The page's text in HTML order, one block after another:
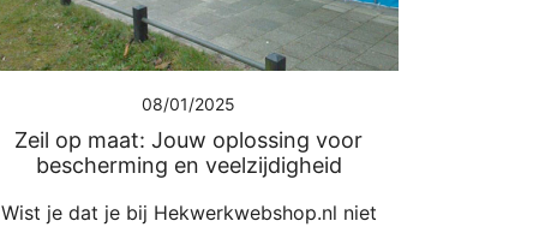
08/01/2025
Zeil op maat: Jouw oplossing voor
bescherming en veelzijdigheid
Wist je dat je bij Hekwerkwebshop.nl niet